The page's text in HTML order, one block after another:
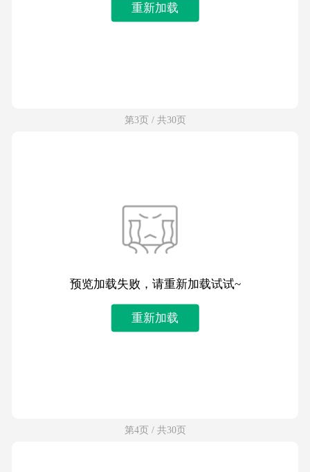
重新加载
第3页 / 共30页
预览加载失败，请重新加载试试~
重新加载
第4页 / 共30页